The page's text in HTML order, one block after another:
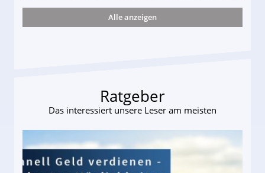
darf Geld behalten!
Alle anzeigen
Ratgeber
Das interessiert unsere Leser am meisten